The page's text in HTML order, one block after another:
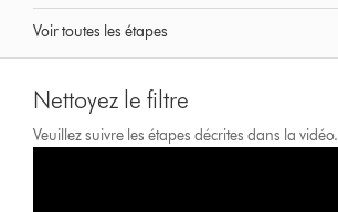
Voir toutes les étapes
Nettoyez le filtre
Veuillez suivre les étapes décrites dans la vidéo.